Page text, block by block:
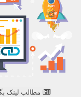
مطالب لینک